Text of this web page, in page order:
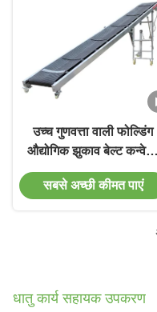
उच्च गुणवत्ता वाली फोल्डिंग
औद्योगिक झुकाव बेल्ट कन्वेयर
मोबाइल कन्वेयर बेल्ट का
उपयोग औद्योगिक उत्पादन में
हस्तांतरण के लिए लोडिंग
सबसे अच्छी कीमत पाएं
धातु कार्य सहायक उपकरण